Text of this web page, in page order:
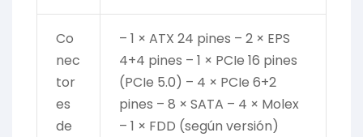
Co
nec
tor
es
de
– 1 × ATX 24 pines – 2 × EPS
4+4 pines – 1 × PCIe 16 pines
(PCIe 5.0) – 4 × PCIe 6+2
pines – 8 × SATA – 4 × Molex
– 1 × FDD (según versión)